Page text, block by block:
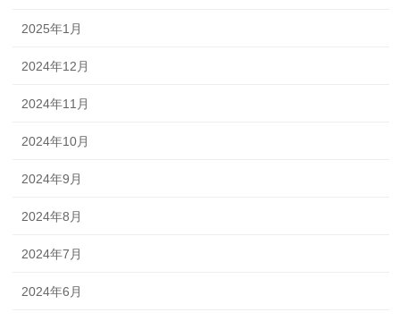
2025年1月
2024年12月
2024年11月
2024年10月
2024年9月
2024年8月
2024年7月
2024年6月